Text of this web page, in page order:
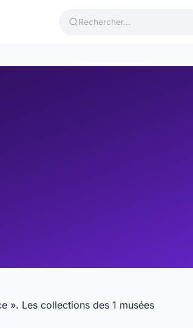
». Les collections des 1 musées